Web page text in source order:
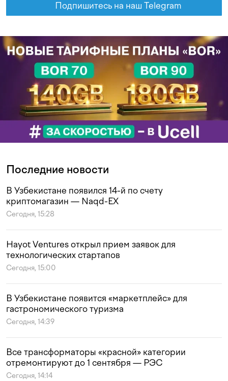
Подпишитесь на наш Telegram
Последние новости
В Узбекистане появился 14-й по счету
криптомагазин — Naqd-EX
Сегодня, 15:28
Hayot Ventures открыл прием заявок для
технологических стартапов
Сегодня, 15:00
В Узбекистане появится «маркетплейс» для
гастрономического туризма
Сегодня, 14:39
Все трансформаторы «красной» категории
отремонтируют до 1 сентября — РЭС
Сегодня, 14:14